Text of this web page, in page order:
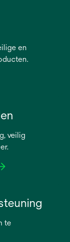
en
veilig
te